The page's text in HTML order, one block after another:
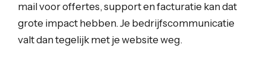
mail voor offertes, support en facturatie kan dat
grote impact hebben. Je bedrijfscommunicatie
valt dan tegelijk met je website weg.